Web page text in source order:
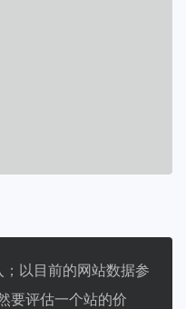
；以目前的网站数据参
要评估一个站的价